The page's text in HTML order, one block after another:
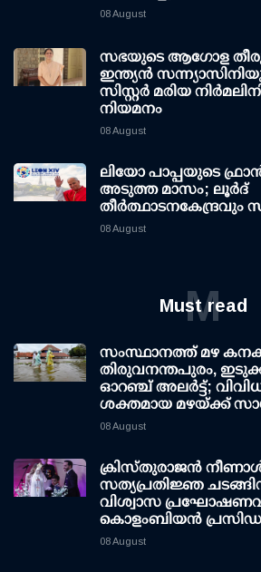
08 August
സഭയുടെ ആഗോള
ഇന്ത്യൻ
സിസ്റ്റർ മരിയ
നിയമനം
08 August
ലിയോ പാപ്പയുടെ
അടുത്ത മാസം; ലൂർദ്
തീർത്ഥാടനകേന്ദ്രവും
08 August
Must read
M
സംസ്ഥാനത്ത് മഴ
തിരുവനന്തപുരം,
ഓറഞ്ച് അലർട്ട്; വിവിധ
ശക്തമായ മഴയ്ക്ക്
08 August
ക്രിസ്തുരാജൻ നീണാൾ
സത്യപ്രതിജ്ഞ
വിശ്വാസ
കൊളംബിയൻ
08 August